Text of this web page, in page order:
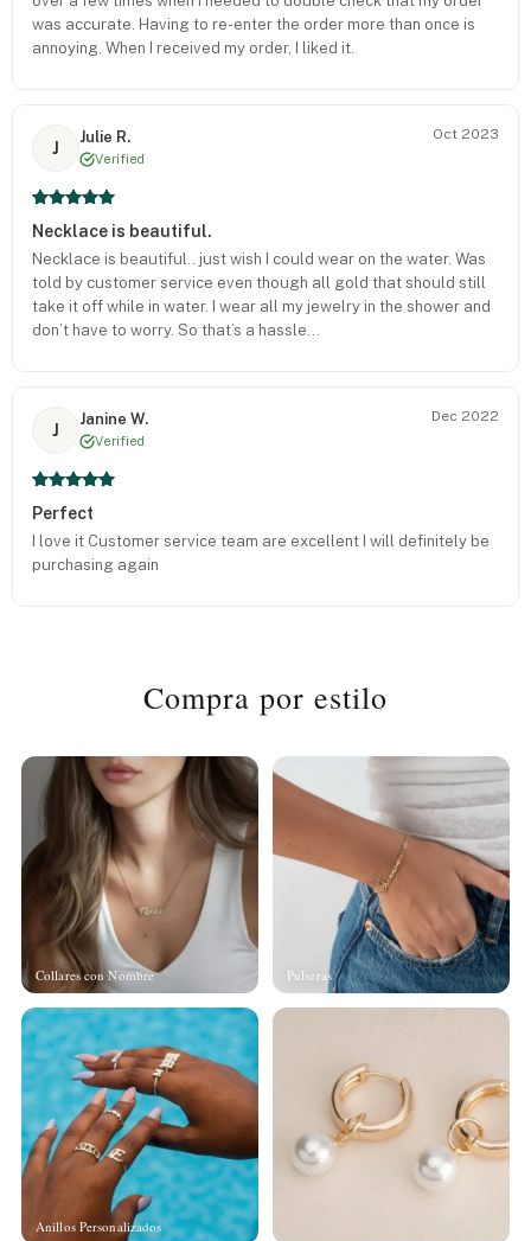
was accurate. Having to re-enter the order more than once is
annoying. When I received my order, I liked it.
J
Julie R.
Verified
Oct 2023
Necklace is beautiful.
Necklace is beautiful.. just wish I could wear on the water. Was
told by customer service even though all gold that should still
take it off while in water. I wear all my jewelry in the shower and
don’t have to worry. So that’s a hassle…
J
Janine W.
Verified
Dec 2022
Perfect
I love it Customer service team are excellent I will definitely be
purchasing again
Compra por estilo
Collares con Nombre Pulseras
Anillos Personalizados